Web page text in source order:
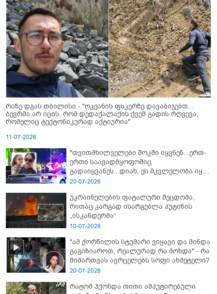
რაზე დგას თბილისი - "ოკეანის ფსკერზე დავაბიჯებთ...
ბევრმა არ იცის, რომ დედაქალაქის ქვეშ გადის რღვევა,
რომელიც ტექტონიკურად აქტიურია"
11-07-2026
"თვითმხილველები შოკში იყვნენ...ერთ-
ერთი საავადმყოფოშიც
გადაიყვანეს...დიახ, ეს მკვლელობა იყო"
- გორში დატრიალებული ტრაგედიის
20-07-2026
უკრაინელების ფატალური შეცდომა,
რითაც კარგად ისარგებლა პუტინის
„ისკანდერმა“
10-07-2026
"ამ ქორწილის სტუმარი ვიყავი და მინდა
გაგიზიაროთ, რეალურად რა მოხდა" - რა
მიმართვას ავრცელებს სოფი ახმეტელი?
20-07-2026
რატომ ჰქონდა თითი ამპუტირებული